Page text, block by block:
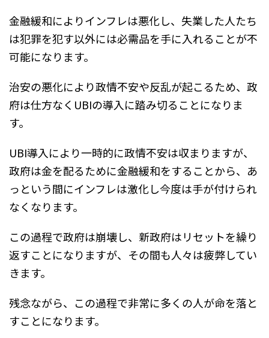
金融緩和によりインフレは悪化し、失業した人たち
は犯罪を犯す以外には必需品を手に入れることが不
可能になります。
治安の悪化により政情不安や反乱が起こるため、政
府は仕方なくUBIの導入に踏み切ることになりま
す。
UBI導入により一時的に政情不安は収まりますが、
政府は金を配るために金融緩和をすることから、あ
っという間にインフレは激化し今度は手が付けられ
なくなります。
この過程で政府は崩壊し、新政府はリセットを繰り
返すことになりますが、その間も人々は疲弊してい
きます。
残念ながら、この過程で非常に多くの人が命を落と
すことになります。